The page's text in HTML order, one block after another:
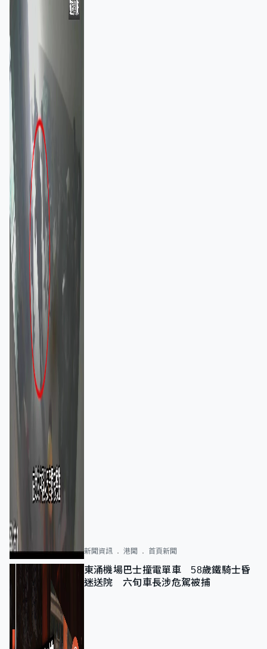
新聞資訊 港聞 首頁新聞
東涌機場巴士撞電單車 58歲鐵騎士昏
迷送院 六旬車長涉危駕被捕